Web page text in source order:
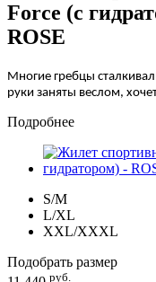
Force (с
ROSE
Многие гребцы
руки заняты веслом,
Подробнее
S/M
L/XL
XXL/XXXL
Подобрать размер
руб.